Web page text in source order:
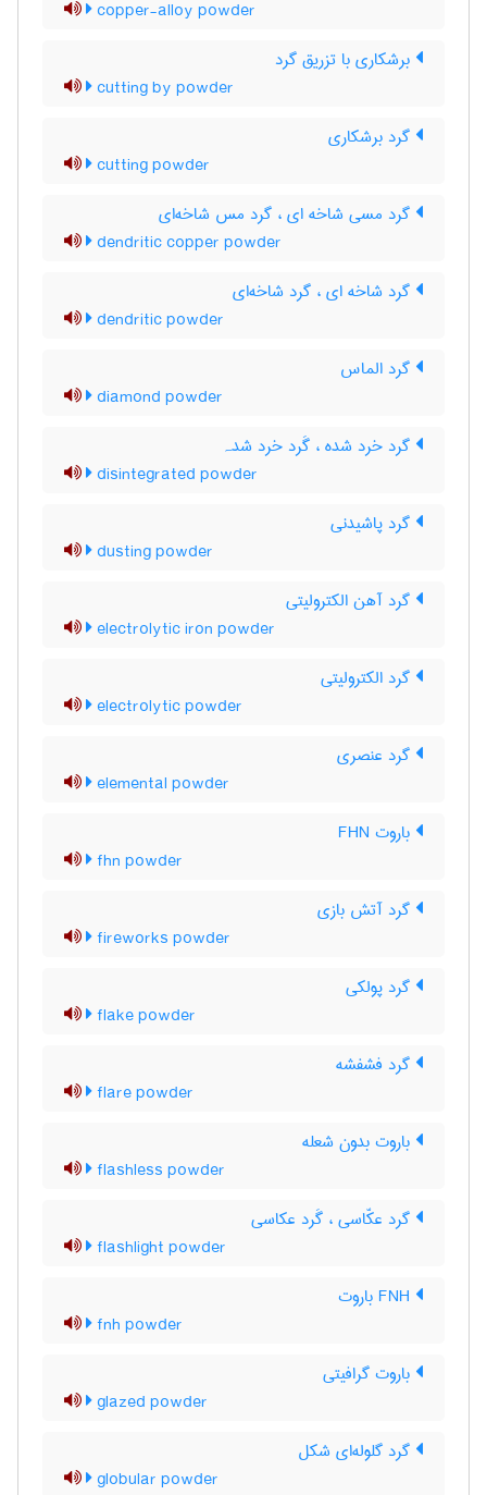
copper-alloy powder
برشکاری با تزریق گرد
cutting by powder
گرد برشکاری
cutting powder
گرد مسی شاخه ای ، گرد مس شاخه‌ای
dendritic copper powder
گرد شاخه ای ، گرد شاخه‌ای
dendritic powder
گرد الماس
diamond powder
گرد خرد شده ، گَرد خرد شدہ
disintegrated powder
گرد پاشیدنی
dusting powder
گرد آهن الکترولیتی
electrolytic iron powder
گرد الکترولیتی
electrolytic powder
گرد عنصری
elemental powder
باروت FHN
fhn powder
گرد آتش بازی
fireworks powder
گرد پولکی
flake powder
گرد فشفشه
flare powder
باروت بدون شعله
flashless powder
گرد عکّاسی ، گَرد عکاسی
flashlight powder
fnh powder
باروت گرافیتی
glazed powder
گرد گلوله‌ای شکل
globular powder